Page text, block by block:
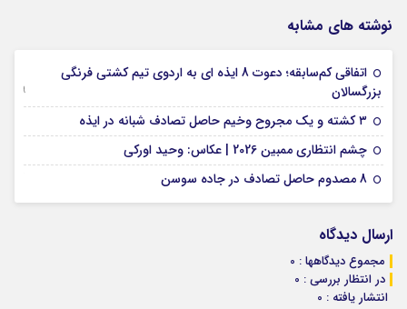
نوشته های مشابه
اتفاقی کم‌سابقه؛ دعوت 8 ایذه ای به اردوی تیم کشتی فرنگی
بزرگسالان
09 جولای 2026
۳ کشته و یک مجروح وخیم حاصل تصادف شبانه در ایذه
چشم انتظاری ممبین 2026 | عکاس: وحید اورکی
8 مصدوم حاصل تصادف در جاده سوسن
ارسال دیدگاه
مجموع دیدگاهها : 0
در انتظار بررسی : 0
انتشار یافته : 0